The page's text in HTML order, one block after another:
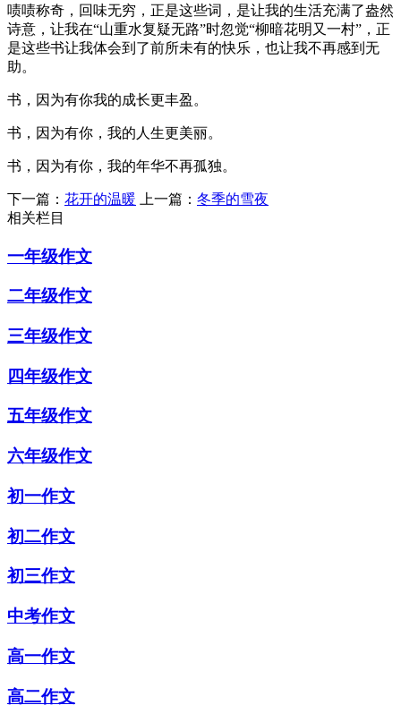
啧啧称奇，回味无穷，正是这些词，是让我的生活充满了盎然
诗意，让我在“山重水复疑无路”时忽觉“柳暗花明又一村”，正
是这些书让我体会到了前所未有的快乐，也让我不再感到无
助。
书，因为有你我的成长更丰盈。
书，因为有你，我的人生更美丽。
书，因为有你，我的年华不再孤独。
下一篇： 花开的温暖 上一篇： 冬季的雪夜
相关栏目
一年级作文
二年级作文
三年级作文
四年级作文
五年级作文
六年级作文
初一作文
初二作文
初三作文
中考作文
高一作文
高二作文